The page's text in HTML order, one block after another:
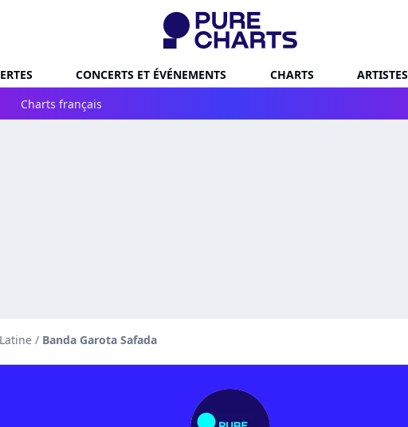
CONCERTS ET ÉVÉNEMENTS CHARTS ARTISTES
Charts français
/ Banda Garota Safada